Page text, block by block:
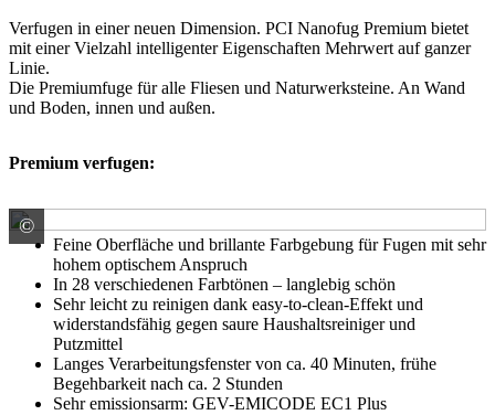
Verfugen in einer neuen Dimension. PCI Nanofug Premium bietet
mit einer Vielzahl intelligenter Eigenschaften Mehrwert auf ganzer
Linie.
Die Premiumfuge für alle Fliesen und Naturwerksteine. An Wand
und Boden, innen und außen.
Premium verfugen:
©
PCI Augsburg GmbH
Feine Oberfläche und brillante Farbgebung für Fugen mit sehr
hohem optischem Anspruch
In 28 verschiedenen Farbtönen – langlebig schön
Sehr leicht zu reinigen dank easy-to-clean-Effekt und
widerstandsfähig gegen saure Haushaltsreiniger und
Putzmittel
Langes Verarbeitungsfenster von ca. 40 Minuten, frühe
Begehbarkeit nach ca. 2 Stunden
Sehr emissionsarm: GEV-EMICODE EC1 Plus